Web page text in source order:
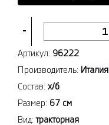
-
Артикул: 96222
Производитель: Италия
Состав: х/б
Размер: 67 см
Вид:тракторная